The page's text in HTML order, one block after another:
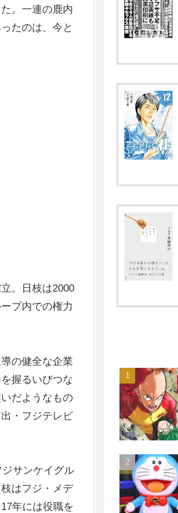
。一連の鹿内
たのは、今と
。日枝は2000
プ内での権力
の健全な企業
握るいびつな
だようなもの
・フジテレビ
サンケイグル
はフジ・メデ
年には役職を